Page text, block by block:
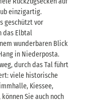
einzigartig.
geschützt vor
das Elbtal
wunderbaren Blick
in Niederposta.
durch das Tal führt
viele historische
Kiessee,
Sie auch noch